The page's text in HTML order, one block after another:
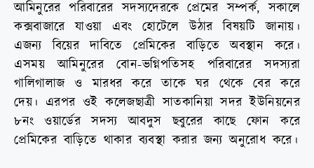
আমিনুরের পরিবারের সদস্যদেরকে প্রেমের সম্পর্ক, সকালে
কক্সবাজারে যাওয়া এবং হোটেলে উঠার বিষয়টি জানায়।
এজন্য বিয়ের দাবিতে প্রেমিকের বাড়িতে অবস্থান করে।
এসময় আমিনুরের বোন-ভগ্নিপতিসহ পরিবারের সদস্যরা
গালিগালাজ ও মারধর করে তাকে ঘর থেকে বের করে
দেয়। এরপর ওই কলেজছাত্রী সাতকানিয়া সদর ইউনিয়নের
৮নং ওয়ার্ডের সদস্য আবদুস ছবুরের কাছে ফোন করে
প্রেমিকের বাড়িতে থাকার ব্যবস্থা করার জন্য অনুরোধ করে।